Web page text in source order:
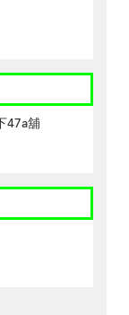
47a舖